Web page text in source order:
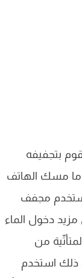
بتجفيفه
مسك الهاتف
مجفف
دخول الماء
من
استخدم